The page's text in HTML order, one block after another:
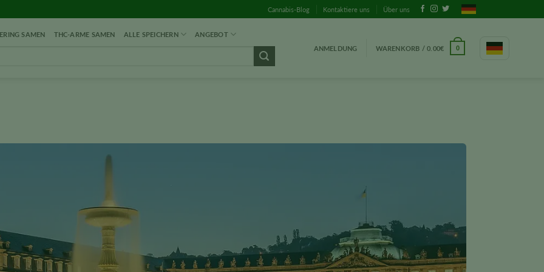
Cannabis-Blog Kontaktiere uns Über uns
SAMEN THC-ARME SAMEN ALLE SPEICHERN ANGEBOT
ANMELDUNG WARENKORB /0.00€ 0